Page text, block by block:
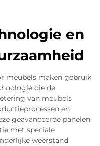
en
meubels maken gebruik
die de
van meubels
en
geavanceerde panelen
met speciale
weerstand